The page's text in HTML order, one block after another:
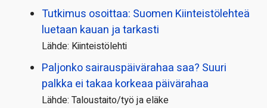
Tutkimus osoittaa: Suomen Kiinteistölehteä
luetaan kauan ja tarkasti
Lähde: Kiinteistölehti
Paljonko sairauspäivä­rahaa saa? Suuri
palkka ei takaa korkeaa päivärahaa
Lähde: Taloustaito/työ ja eläke